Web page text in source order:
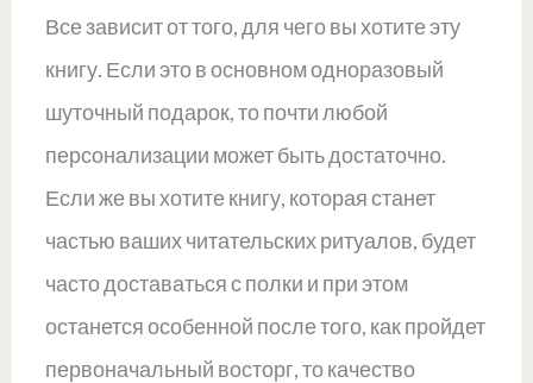
Все зависит от того, для чего вы хотите эту
книгу. Если это в основном одноразовый
шуточный подарок, то почти любой
персонализации может быть достаточно.
Если же вы хотите книгу, которая станет
частью ваших читательских ритуалов, будет
часто доставаться с полки и при этом
останется особенной после того, как пройдет
первоначальный восторг, то качество